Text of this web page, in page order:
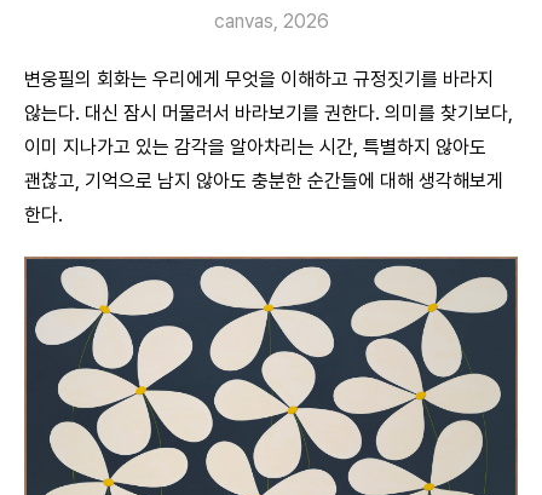
canvas, 2026
변웅필의 회화는 우리에게 무엇을 이해하고 규정짓기를 바라지
않는다. 대신 잠시 머물러서 바라보기를 권한다. 의미를 찾기보다,
이미 지나가고 있는 감각을 알아차리는 시간, 특별하지 않아도
괜찮고, 기억으로 남지 않아도 충분한 순간들에 대해 생각해보게
한다.